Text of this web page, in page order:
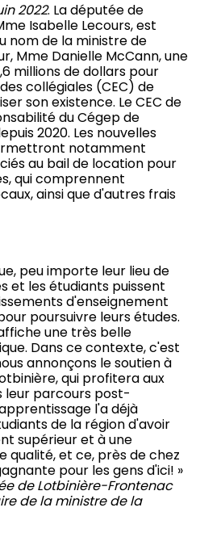
2022. La députée de
Isabelle Lecours, est
nom de la ministre de
Mme Danielle McCann, une
millions de dollars pour
collégiales (CEC) de
son existence. Le CEC de
du Cégep de
2020. Les nouvelles
notamment
au bail de location pour
qui comprennent
ainsi que d'autres frais
peu importe leur lieu de
et les étudiants puissent
d'enseignement
poursuivre leurs études.
une très belle
Dans ce contexte, c'est
annonçons le soutien à
qui profitera aux
leur parcours post-
l'a déjà
de la région d'avoir
supérieur et à une
qualité, et ce, près de chez
pour les gens d'ici! »
de Lotbinière-Frontenac
de la ministre de la